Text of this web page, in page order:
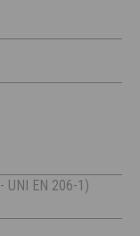
UNI EN 206-1)